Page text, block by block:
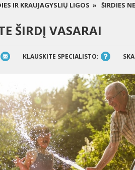
IR KRAUJAGYSLIŲ LIGOS » ŠIRDIES
ŠIRDĮ VASARAI
KLAUSKITE SPECIALISTO: